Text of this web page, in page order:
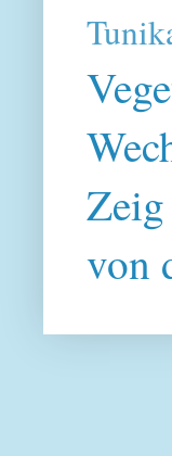
von